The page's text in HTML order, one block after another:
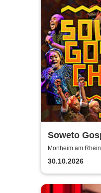
Soweto
(Zulu:
Monheim am
30.10.2026